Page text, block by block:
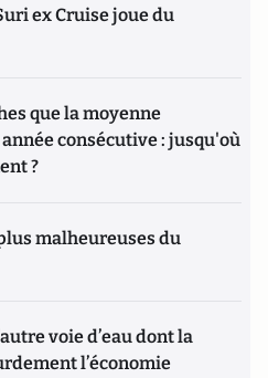
ex Cruise joue du
que la moyenne
consécutive : jusqu'où
?
malheureuses du
voie d’eau dont la
l’économie